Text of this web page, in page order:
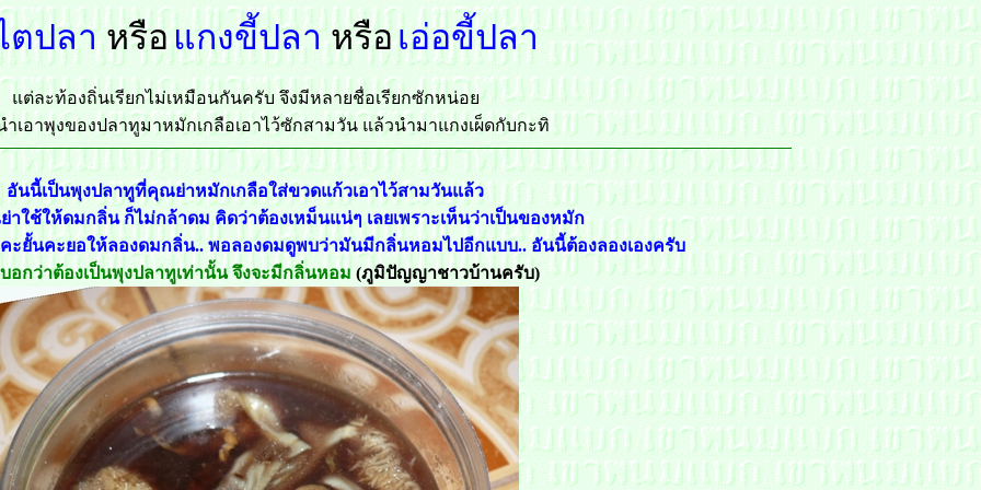
ตปลาหรือแกงขี้ปลาหรือเอ่อขี้ปลา
แต่ละท้องถิ่นเรียกไม่เหมือนกันครับ จึงมีหลายชื่อเรียกซักหน่อย
ำเอาพุงของปลาทูมาหมักเกลือเอาไว้ซักสามวัน แล้วนำมาแกงเผ็ดกับกะทิ
อันนี้เป็นพุงปลาทูที่คุณย่าหมักเกลือใส่ขวดแก้วเอาไว้สามวันแล้ว
ใช้ให้ดมกลิ่น ก็ไม่กล้าดม คิดว่าต้องเหม็นแน่ๆ เลยเพราะเห็นว่าเป็นของหมัก
ยั้นคะยอให้ลองดมกลิ่น.. พอลองดมดูพบว่ามันมีกลิ่นหอมไปอีกแบบ.. อันนี้ต้องลองเองครับ
อกว่าต้องเป็นพุงปลาทูเท่านั้น จึงจะมีกลิ่นหอม(ภูมิปัญญาชาวบ้านครับ)